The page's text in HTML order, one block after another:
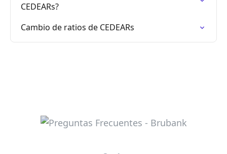
CEDEARs?
Cambio de ratios de CEDEARs